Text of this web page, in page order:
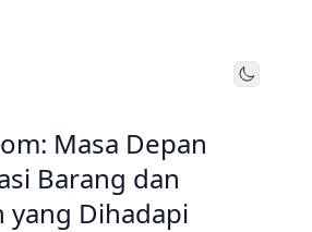
Toggle
Masa Depan
Barang dan
yang Dihadapi